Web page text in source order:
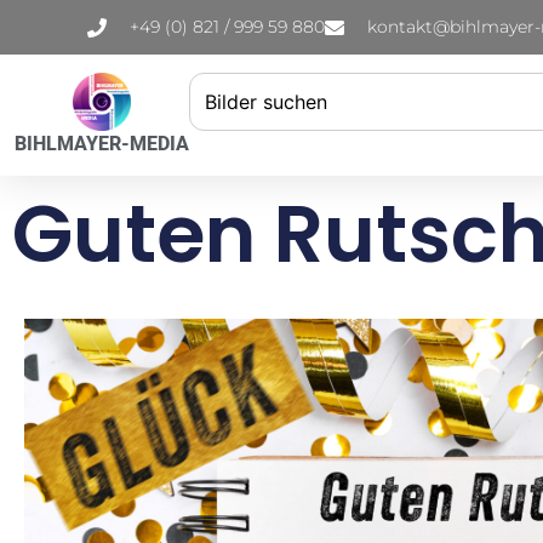
+49 (0) 821 / 999 59 880
BIHLMAYER-MEDIA
Guten